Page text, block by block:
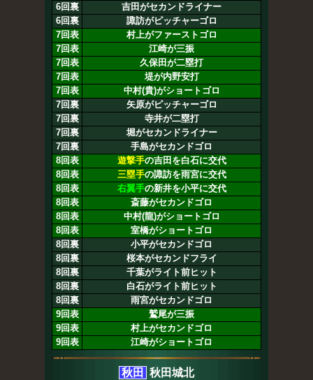
6回裏
吉田がセカンドライナー
6回裏
諏訪がピッチャーゴロ
7回表
村上がファーストゴロ
7回表
江崎が三振
7回表
久保田が二塁打
7回表
堤が内野安打
7回表
中村(貴)がショートゴロ
7回裏
矢原がピッチャーゴロ
7回裏
寺井が二塁打
7回裏
堀がセカンドライナー
7回裏
手島がセカンドゴロ
8回表
遊撃手の吉田を白石に交代
8回表
三塁手の諏訪を雨宮に交代
8回表
右翼手の新井を小平に交代
8回表
斎藤がセカンドゴロ
8回表
中村(龍)がショートゴロ
8回表
室橋がショートゴロ
8回裏
小平がセカンドゴロ
8回裏
桜本がセカンドフライ
8回裏
千葉がライト前ヒット
8回裏
白石がライト前ヒット
8回裏
雨宮がセカンドゴロ
9回表
鷲尾が三振
9回表
村上がセカンドゴロ
9回表
江崎がショートゴロ
秋田 秋田城北